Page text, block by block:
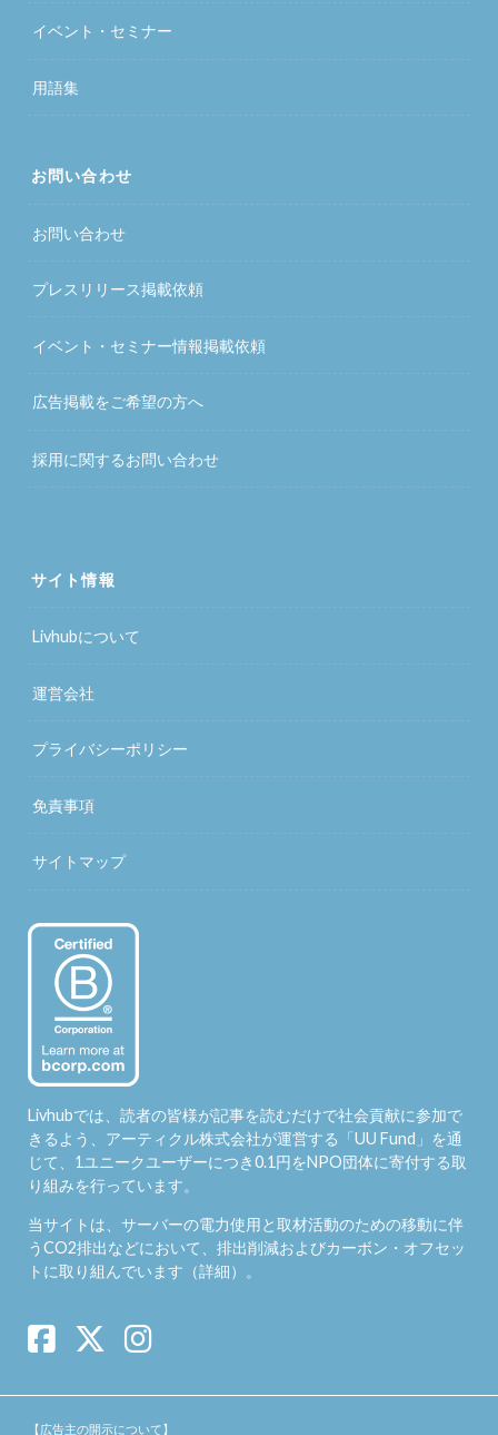
イベント・セミナー
用語集
お問い合わせ
お問い合わせ
プレスリリース掲載依頼
イベント・セミナー情報掲載依頼
広告掲載をご希望の方へ
採用に関するお問い合わせ
サイト情報
Livhubについて
運営会社
プライバシーポリシー
免責事項
サイトマップ
Livhubでは、読者の皆様が記事を読むだけで社会貢献に参加で
きるよう、アーティクル株式会社が運営する「UU Fund 」を通
じて、1ユニークユーザーにつき0.1円をNPO団体に寄付する取
り組みを行っています。
当サイトは、サーバーの電力使用と取材活動のための移動に伴
うCO2排出などにおいて、排出削減およびカーボン・オフセッ
トに取り組んでいます（詳細）。
【広告主の開示について】